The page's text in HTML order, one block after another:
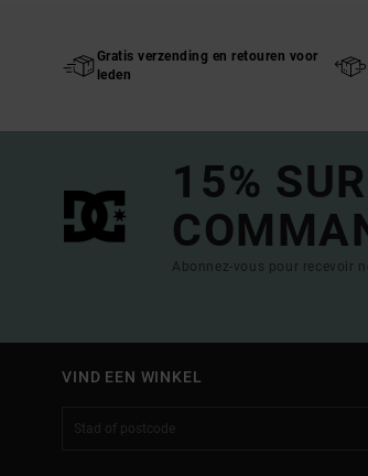
Gratis verzending en retouren voor
leden
15%
Abonnez-vous pour recevoir
VIND EEN WINKEL